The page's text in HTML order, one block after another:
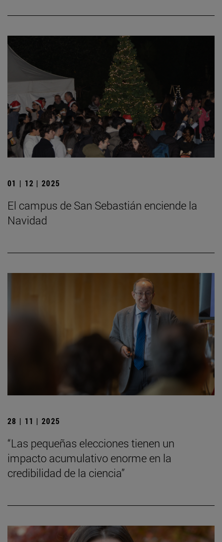
01 | 12 | 2025
El campus de San Sebastián enciende la
Navidad
28 | 11 | 2025
“Las pequeñas elecciones tienen un
impacto acumulativo enorme en la
credibilidad de la ciencia”